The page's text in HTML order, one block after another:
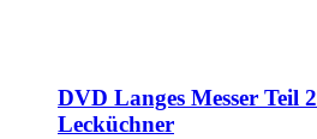
DVD Langes Messer Teil
Lecküchner